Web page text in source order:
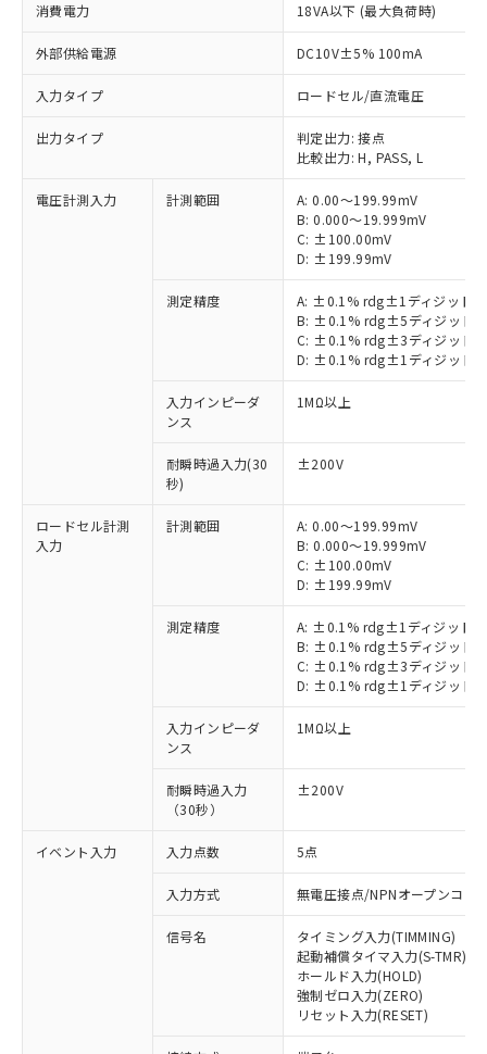
消費電力 18VA以下 (最大負荷時)
外部供給電源 DC10V±5% 100mA
入力タイプ ロードセル/直流電圧
出力タイプ
判定出力: 接点
比較出力: H, PASS, L
電圧計測入力 計測範囲
A: 0.00～199.99mV
B: 0.000～19.999mV
C: ±100.00mV
D: ±199.99mV
測定精度
A: ±0.1% rdg±1ディジット
B: ±0.1% rdg±5ディジット
C: ±0.1% rdg±3ディジット
D: ±0.1% rdg±1ディジット
入力インピーダ
ンス
1MΩ以上
耐瞬時過入力(30
秒)
±200V
ロードセル計測
入力
計測範囲
A: 0.00～199.99mV
B: 0.000～19.999mV
C: ±100.00mV
D: ±199.99mV
測定精度
A: ±0.1% rdg±1ディジット
B: ±0.1% rdg±5ディジット
C: ±0.1% rdg±3ディジット
D: ±0.1% rdg±1ディジット
入力インピーダ
ンス
1MΩ以上
耐瞬時過入力
（30秒）
±200V
イベント入力 入力点数 5点
入力方式 無電圧接点/NPNオープンコレ
信号名
タイミング入力(TIMMING)
起動補償タイマ入力(S-TMR)
ホールド入力(HOLD)
強制ゼロ入力(ZERO)
リセット入力(RESET)
対応済み：EU RoHS指令（10物質）の
非含有に対応した製品が提供可能な商品で
対応予定：EU RoHS指令（10物質）の非含
有に対応した製品に切り替える予定のある